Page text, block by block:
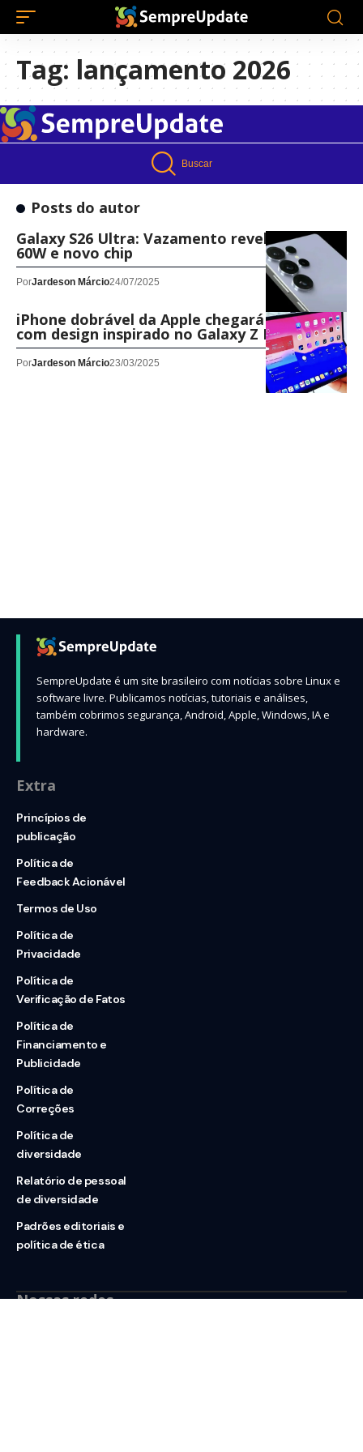
Tag: lançamento 2026
Buscar
Posts do autor
Galaxy S26 Ultra: Vazamento revela carga de
60W e novo chip
PorJardeson Márcio24/07/2025
iPhone dobrável da Apple chegará em 2026,
com design inspirado no Galaxy Z Fold
PorJardeson Márcio23/03/2025
SempreUpdate é um site brasileiro com notícias sobre Linux e
software livre. Publicamos notícias, tutoriais e análises,
também cobrimos segurança, Android, Apple, Windows, IA e
hardware.
Extra
Princípios de
publicação
Política de
Feedback Acionável
Termos de Uso
Política de
Privacidade
Política de
Verificação de Fatos
Política de
Financiamento e
Publicidade
Política de
Correções
Política de
diversidade
Relatório de pessoal
de diversidade
Padrões editoriais e
política de ética
Nossas redes